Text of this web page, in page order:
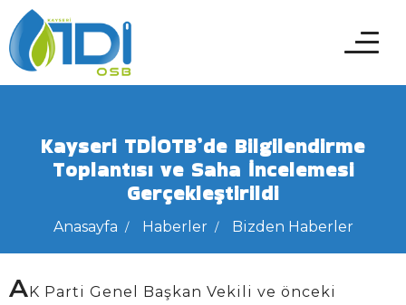
Kayseri TDİOTB’de Bilgilendirme
Toplantısı ve Saha İncelemesi
Gerçekleştirildi
Anasayfa Haberler Bizden Haberler
A K Parti Genel Başkan Vekili ve önceki